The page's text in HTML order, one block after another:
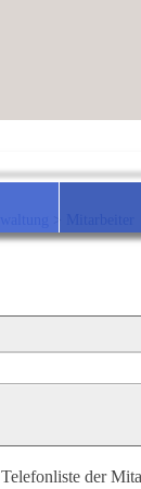
Telefonliste der